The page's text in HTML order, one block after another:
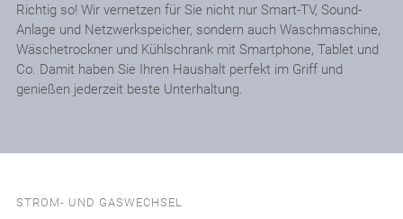
Richtig so! Wir vernetzen für Sie nicht nur Smart-TV, Sound-
Anlage und Netzwerkspeicher, sondern auch Waschmaschine,
Wäschetrockner und Kühlschrank mit Smartphone, Tablet und
Co. Damit haben Sie Ihren Haushalt perfekt im Griff und
genießen jederzeit beste Unterhaltung.
STROM- UND GASWECHSEL